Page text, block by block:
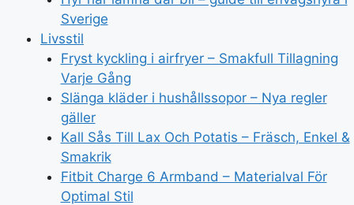
Sverige
Livsstil
Fryst kyckling i airfryer – Smakfull Tillagning
Varje Gång
Slänga kläder i hushållssopor – Nya regler
gäller
Kall Sås Till Lax Och Potatis – Fräsch, Enkel &
Smakrik
Fitbit Charge 6 Armband – Materialval För
Optimal Stil